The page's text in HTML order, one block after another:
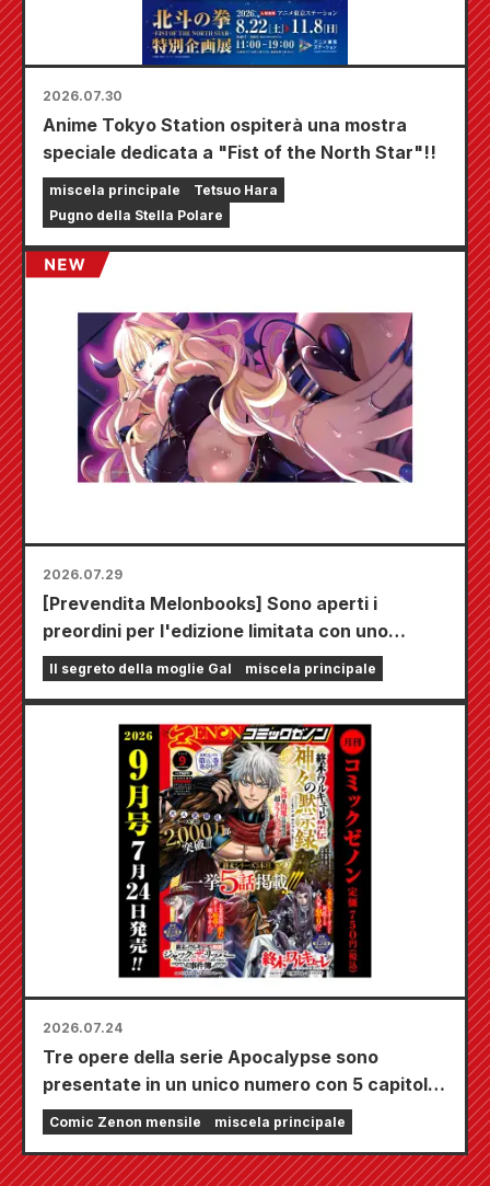
2026.07.30
Anime Tokyo Station ospiterà una mostra
speciale dedicata a "Fist of the North Star"!!
miscela principale
Tetsuo Hara
Pugno della Stella Polare
2026.07.29
[Prevendita Melonbooks] Sono aperti i
preordini per l'edizione limitata con uno
speciale tappetino da gioco che raffigura una
splendida illustrazione di Fuyuki Tojo
Secret of the Gal Bride" uscirà il 20 ottobre!
Il segreto della moglie Gal miscela principale
2026.07.24
Tre opere della serie Apocalypse sono
presentate in un unico numero con 5 capitoli!!
Il numero di settembre 2026 di "Monthly
Comic Zenon" sarà in vendita dal 24 luglio!!
Comic Zenon mensile miscela principale